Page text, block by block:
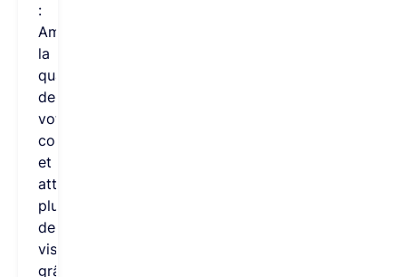
:
Améliorez
la
qualité
de
votre
contenu
et
attirez
plus
de
visiteurs
grâce